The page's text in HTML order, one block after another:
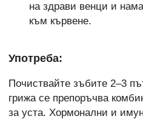
на здрави венци и
към кървене.
Употреба:
Почиствайте зъбите 2–3
грижа се препоръчва
за уста. Хормонални и